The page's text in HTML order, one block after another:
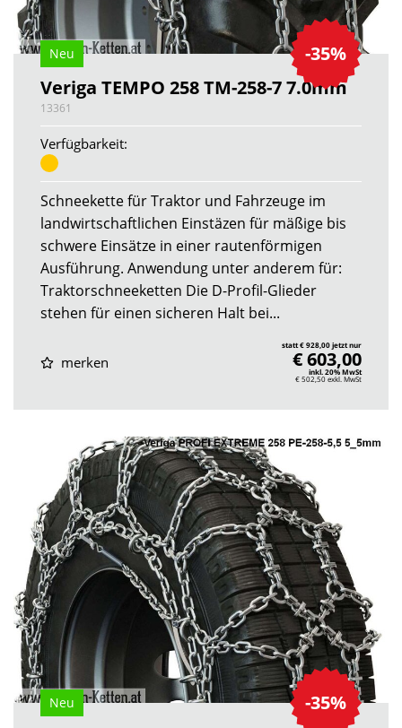
-35%
Neu
Veriga TEMPO 258 TM-258-7 7.0mm
13361
Verfügbarkeit:
Schneekette für Traktor und Fahrzeuge im
landwirtschaftlichen Einstäzen für mäßige bis
schwere Einsätze in einer rautenförmigen
Ausführung. Anwendung unter anderem für:
Traktorschneeketten Die D-Profil-Glieder
stehen für einen sicheren Halt bei...
merken
statt € 928,00 jetzt nur
€ 603,00
inkl. 20% MwSt
€ 502,50exkl. MwSt
-35%
Neu